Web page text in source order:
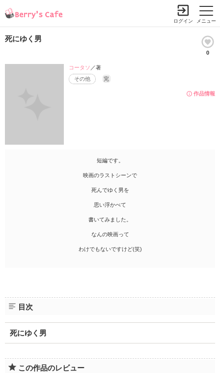
メニュー
ログイン
死にゆく男
0
作品情報
その他 完
コータソ ／著
短編です。
映画のラストシーンで
死んでゆく男を
思い浮かべて
書いてみました。
なんの映画って
わけでもないですけど(笑)
目次
死にゆく男
この作品のレビュー